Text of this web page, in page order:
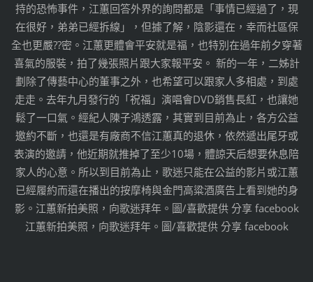
持的恐怖事件，江蕙回答外界的詢問都是「事情已經過了，現
在很好，弟弟已經拆線」，但據了解，陰影還在，幸而社區保
全也更嚴??密。江蕙更體會平安就是福，也特別在過年前夕穿著
喜氣的服裝，拍了幾張照片跟大家報平安。 新的一年，二姊計
劃除了傳藝中心的董事之外，也希望可以跟家人多相處，到處
走走。去年九月發行的「祝福」演唱會DVD銷售長紅，也讓她
鬆了一口氣。經紀人陳子鴻透露，其實到目前為止，各方公益
邀約不斷，也還是有廠商不信江蕙真的退休，依然遞出尾牙或
表演的邀請，他近期就推掉了至少10場，體諒天后想要休息陪
家人的心意。所以到目前為止，歌迷只能在公益的影片或江蕙
已經履約而還在播出的按摩椅與金門高粱酒廣告上看到她的身
影。江蕙新拍美照，向歌迷拜年。圖/喜歡提供 分享 facebook
江蕙新拍美照，向歌迷拜年。圖/喜歡提供 分享 facebook